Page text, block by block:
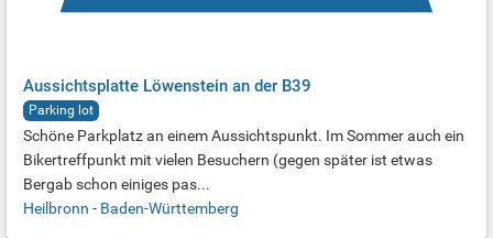
Aussichtsplatte Löwenstein an der B39
Parking lot
Schöne Parkplatz an einem Aussichtspunkt. Im Sommer auch ein
Bikertreffpunkt mit vielen Besuchern (gegen später ist etwas
Bergab schon einiges pas...
Heilbronn - Baden-Württemberg